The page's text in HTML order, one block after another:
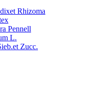
Rhizoma
Pennell
L.
Zucc.